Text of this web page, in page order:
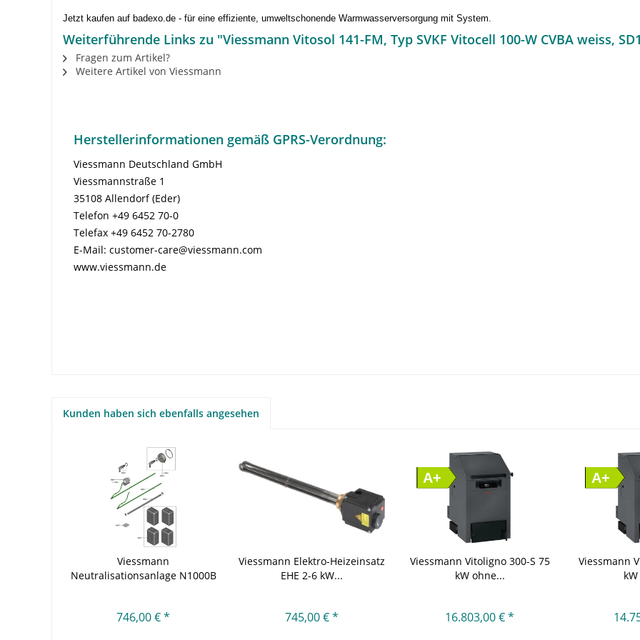
Jetzt kaufen auf badexo.de - für eine effiziente, umweltschonende Warmwasserversorgung mit System.
Weiterführende Links zu "Viessmann Vitosol 141-FM, Typ SVKF Vitocell 100-W CVBA weiss,
Fragen zum Artikel?
Weitere Artikel von Viessmann
Herstellerinformationen gemäß GPRS-Verordnung:
Viessmann Deutschland GmbH
Viessmannstraße 1
35108 Allendorf (Eder)
Telefon +49 6452 70-0
Telefax +49 6452 70-2780
E-Mail: customer-care@viessmann.com
www.viessmann.de
Kunden haben sich ebenfalls angesehen
Viessmann
Neutralisationsanlage N1000B
746,00 € *
Viessmann Elektro-Heizeinsatz
EHE 2-6 kW...
745,00 € *
A+
Viessmann Vitoligno 300-S 75
kW ohne...
16.803,00 € *
A+
Viessmann